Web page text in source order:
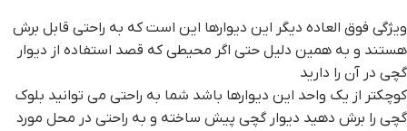
ویژگی فوق العاده دیگر این دیوارها این است که به راحتی قابل برش
هستند و به همین دلیل حتی اگر محیطی که قصد استفاده از دیوار
گچی در آن را دارید
کوچکتر از یک واحد این دیوارها باشد شما به راحتی می توانید بلوک
گچی را برش دهید ديوار گچي پيش ساخته و به راحتی در محل مورد